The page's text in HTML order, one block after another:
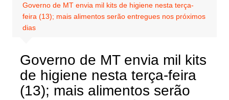
Governo de MT envia mil kits de higiene nesta terça-
feira (13); mais alimentos serão entregues nos próximos
dias
Governo de MT envia mil kits
de higiene nesta terça-feira
(13); mais alimentos serão